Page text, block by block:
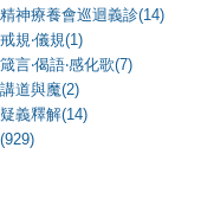
精神療養會巡迴義診(14)
戒規‧儀規(1)
箴言‧偈語‧感化歌(7)
講道與魔(2)
疑義釋解(14)
(929)